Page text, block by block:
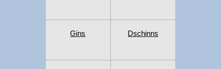
Gins Dschinns